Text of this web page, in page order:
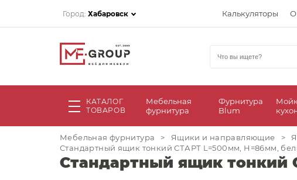
Город: Хабаровск Калькуляторы О
КАТАЛОГ
ТОВАРОВ
Мебельная
фурнитура
Фурнитура
Blum
Мебельная фурнитура > Ящики и направляющие >
Стандартный ящик тонкий СТАРТ L=500мм, H=86мм,
Стандартный ящик тонкий